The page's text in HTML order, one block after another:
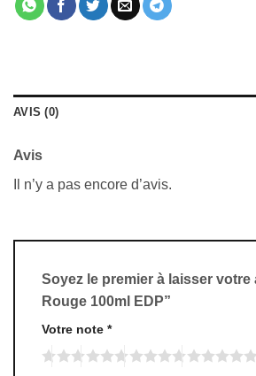
AVIS (0)
Avis
Il n’y a pas encore d’avis.
Soyez le premier à laisser votre
Rouge 100ml EDP”
Votre note *